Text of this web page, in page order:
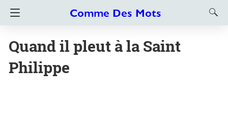
Quand il pleut à la Saint
Philippe